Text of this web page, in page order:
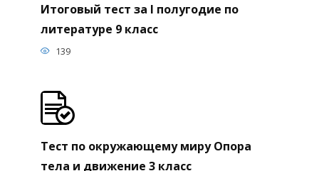
Итоговый тест за I полугодие по
литературе 9 класс
139
Тест по окружающему миру Опора
тела и движение 3 класс